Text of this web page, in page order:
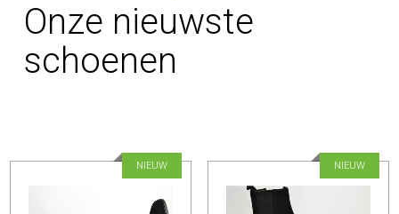
Onze nieuwste
schoenen
NIEUW NIEUW